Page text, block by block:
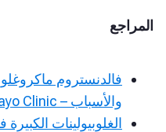
فالدنستروم
والأسباب – Mayo Clinic (مايو كلينك)
الغلوبيولينات الكبيرة